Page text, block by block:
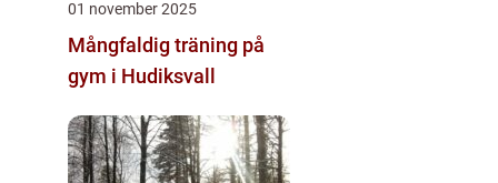
01 november 2025
Mångfaldig träning på
gym i Hudiksvall